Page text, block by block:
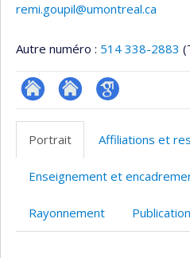
remi.goupil@umontreal.ca
Autre numéro : 514 338-2883
ResearchGate
Site
l’unité
recherche
Google
Scholar
Portrait Affiliations et
Enseignement et
Rayonnement